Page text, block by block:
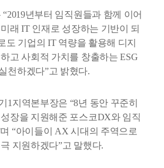
년부터 임직원들과 함께 이어
래 IT 인재로 성장하는 기반이 되
도 기업의 IT 역량을 활용해 디지
고 사회적 가치를 창출하는 ESG
천하겠다”고 밝혔다.
1지역본부장은 “8년 동안 꾸준히
장을 지원해준 포스코DX와 임직
“아이들이 AX 시대의 주역으로
지원하겠다”고 말했다.